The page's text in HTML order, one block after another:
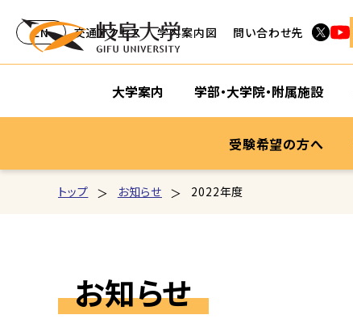
大学案内 学部・大学院・附属施設
受験希望の方へ
EN 交通アクセス 学内案内図 問い合わせ先
トップ お知らせ 2022年度
お知らせ